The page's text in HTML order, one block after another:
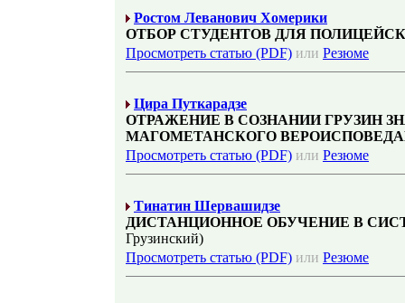
Ростом Лeванович Xомepики
ОТБОР СТУДЕНТОВ ДЛЯ
Просмотреть статью (PDF) или Резюме
Цира Путкарадзе
ОТРАЖЕНИЕ В СОЗНАНИИ ГРУЗИН
МАГОМЕТАНСКОГО
Просмотреть статью (PDF) или Резюме
Тинатин Шервашидзе
ДИСТАНЦИОННОЕ ОБУЧЕНИЕ В
Грузинский)
Просмотреть статью (PDF) или Резюме